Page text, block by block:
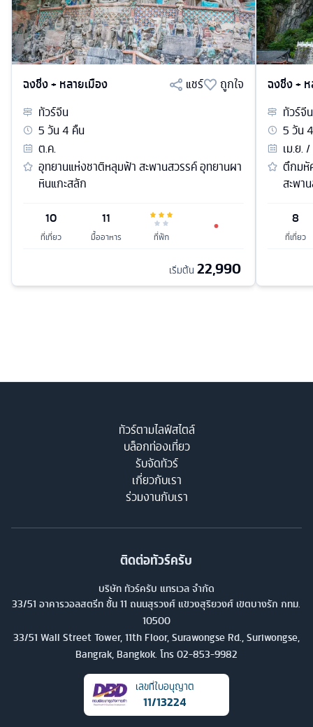
ฉงชิ่ง + หลายเมือง แชร์
ถูกใจ
ทัวร์จีน
5วัน4 คืน
ต.ค.
อุทยานแห่งชาติหลุมฟ้า สะพานสวรรค์ อุทยานผา
หินแกะสลัก
10
ที่เที่ยว
11
มื้ออาหาร ที่พัก
เริ่มต้น 22,990
ฉงชิ่ง +
ทัวร์จีน
5วัน4
เม.ย.
ตึกมหั
สะพา
8
ที่เที่ยว
ทัวร์ตามไลฟ์สไตล์
บล็อกท่องเที่ยว
รับจัดทัวร์
เกี่ยวกับเรา
ร่วมงานกับเรา
ติดต่อทัวร์ครับ
บริษัท ทัวร์ครับ แทรเวล จำกัด
33/51 อาคารวอลสตรีท ชั้น 11 ถนนสุรวงศ์ แขวงสุริยวงศ์ เขตบางรัก กทม.
10500
33/51 Wall Street Tower, 11th Floor, Surawongse Rd., Suriwongse,
Bangrak, Bangkok. โทร 02-853-9982
เลขที่ใบอนุญาต
11/13224